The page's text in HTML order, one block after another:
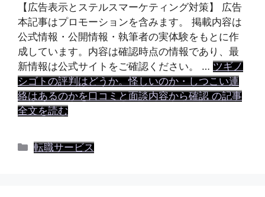
【広告表示とステルスマーケティング対策】 広告
本記事はプロモーションを含みます。 掲載内容は
公式情報・公開情報・執筆者の実体験をもとに作
成しています。内容は確認時点の情報であり、最
新情報は公式サイトをご確認ください。 … ツギノ
シゴトの評判はどうか。怪しいのか・しつこい連
絡はあるのかを口コミと面談内容から確認 の記事
全文を読む
カ
転職サービス